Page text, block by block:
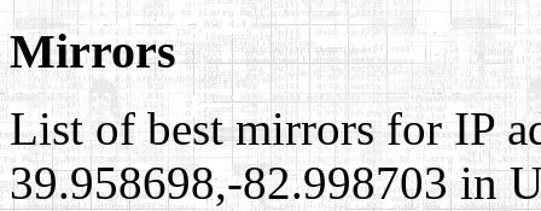
Mirrors
List of best mirrors for IP
39.958698,-82.998703 in